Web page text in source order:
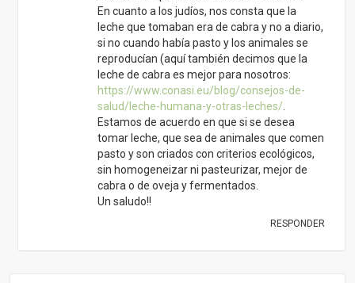
MARIA
12/10/2013 a las 17:19
Hola!! Interesante el articulo. He de decir que
desde que en mi familia tomamos leche de
avena con calcio ecologica, nos encontramos
mucho mejor. Nos pasamos a este tipo de
leche vegetal, ya que mi tio tenia vacas para
consumo propio y adquiriamos donde el la
leche, y he de decir que no tiene nada que ver
le doy la de avena y no tiene carencia de nada.